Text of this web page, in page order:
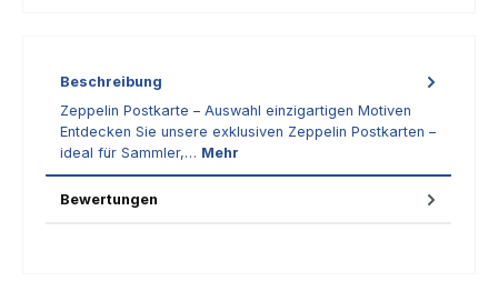
Beschreibung
Zeppelin Postkarte – Auswahl einzigartigen Motiven
Entdecken Sie unsere exklusiven Zeppelin Postkarten –
ideal für Sammler,… Mehr
Bewertungen